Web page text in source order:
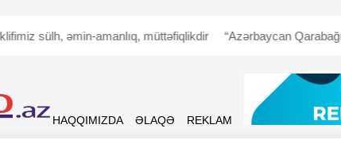
əmin-amanlıq, müttəfiqlikdir “Azərbaycan Qarabağın erməni
HAQQIMIZDA ƏLAQƏ REKLAM